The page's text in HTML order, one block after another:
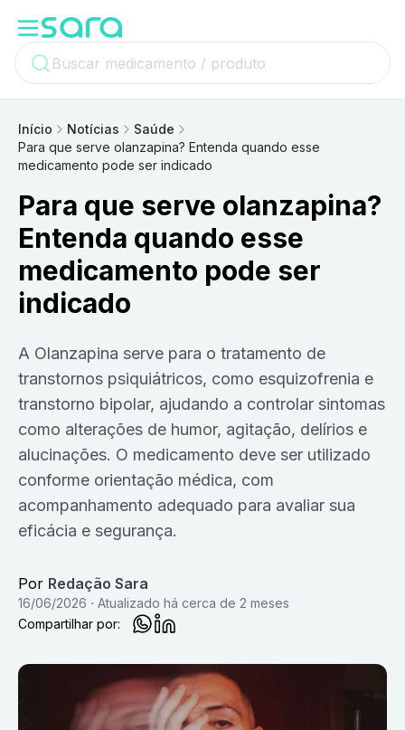
Início Notícias
Saúde
Para que serve olanzapina? Entenda quando esse
medicamento pode ser indicado
Para que serve olanzapina?
Entenda quando esse
medicamento pode ser
indicado
A Olanzapina serve para o tratamento de
transtornos psiquiátricos, como esquizofrenia e
transtorno bipolar, ajudando a controlar sintomas
como alterações de humor, agitação, delírios e
alucinações. O medicamento deve ser utilizado
conforme orientação médica, com
acompanhamento adequado para avaliar sua
eficácia e segurança.
Por Redação Sara
16/06/2026 Atualizado há cerca de 2 meses
Compartilhar por: